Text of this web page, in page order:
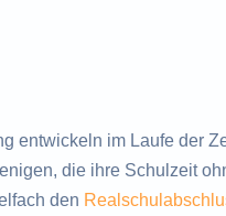
entwickeln im Laufe der
die ihre Schulzeit
den